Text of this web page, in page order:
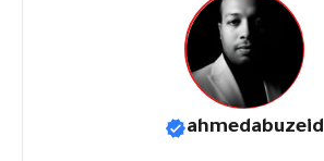
ahmedabuzeid